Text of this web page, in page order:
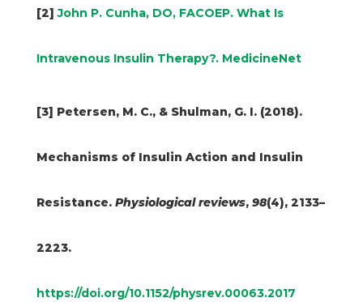
[2]John P. Cunha, DO, FACOEP. What Is
Intravenous Insulin Therapy?. MedicineNet
[3] Petersen, M. C., & Shulman, G. I. (2018).
Mechanisms of Insulin Action and Insulin
Resistance. Physiological reviews, 98(4), 2133–
2223.
https://doi.org/10.1152/physrev.00063.2017